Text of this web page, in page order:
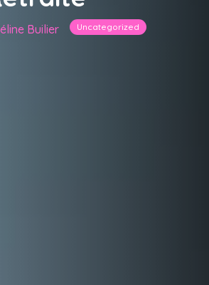
Builier Uncategorized